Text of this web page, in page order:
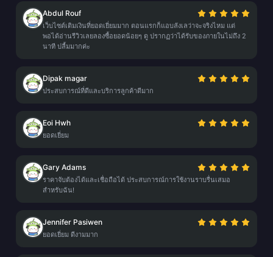
Abdul Rouf
เว็บไซต์เติมเงินที่ยอดเยี่ยมมาก ตอนแรกก็แอบลังเลว่าจะจริงไหม แต่
พอได้อ่านรีวิวเลยลองซื้อยอดน้อยๆ ดู ปรากฏว่าได้รับของภายในไม่ถึง 2
นาที ปลื้มมากค่ะ
Dipak magar
ประสบการณ์ที่ดีและบริการลูกค้าดีมาก
Eoi Hwh
ยอดเยี่ยม
Gary Adams
ราคาจับต้องได้และเชื่อถือได้ ประสบการณ์การใช้งานราบรื่นเสมอ
สำหรับฉัน!
Jennifer Pasiwen
ยอดเยี่ยม ดีงามมาก